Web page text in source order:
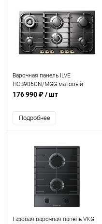
Варочная панель ILVE
HCB906CN/MGG матовый
графит (фурн. латунь)
176 990 ₽/ шт
Подробнее
Газовая варочная панель VKG